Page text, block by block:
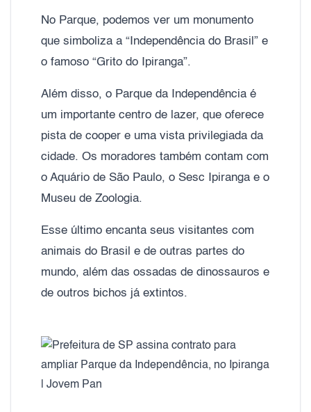
No Parque, podemos ver um monumento
que simboliza a “Independência do Brasil” e
o famoso “Grito do Ipiranga”.
Além disso, o Parque da Independência é
um importante centro de lazer, que oferece
pista de cooper e uma vista privilegiada da
cidade. Os moradores também contam com
o Aquário de São Paulo, o Sesc Ipiranga e o
Museu de Zoologia.
Esse último encanta seus visitantes com
animais do Brasil e de outras partes do
mundo, além das ossadas de dinossauros e
de outros bichos já extintos.